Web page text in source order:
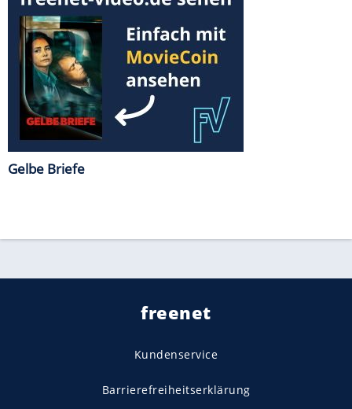
Gelbe Briefe
freenet
Kundenservice
Barrierefreiheitserklärung